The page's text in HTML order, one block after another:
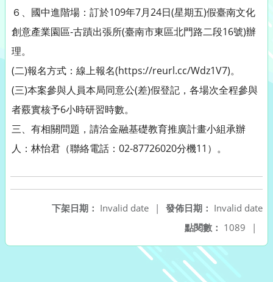
６、國中進階場：訂於109年7月24日(星期五)假臺南文化
創意產業園區-古蹟出張所(臺南市東區北門路二段16號)辦
理。
(二)報名方式：線上報名(https://reurl.cc/Wdz1V7)。
(三)本案參與人員本局同意公(差)假登記，各場次全程參與
者覈實核予6小時研習時數。
三、有相關問題，請洽金融基礎教育推廣計畫小組承辦
人：林怡君（聯絡電話：02-87726020分機11）。
發佈日期： Invalid date
下架日期： Invalid date
|
點閱數： 1089 |